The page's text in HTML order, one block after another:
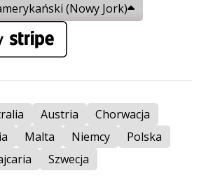
(Nowy Jork)
Austria
Chorwacja
Malta Niemcy
Polska
Szwecja